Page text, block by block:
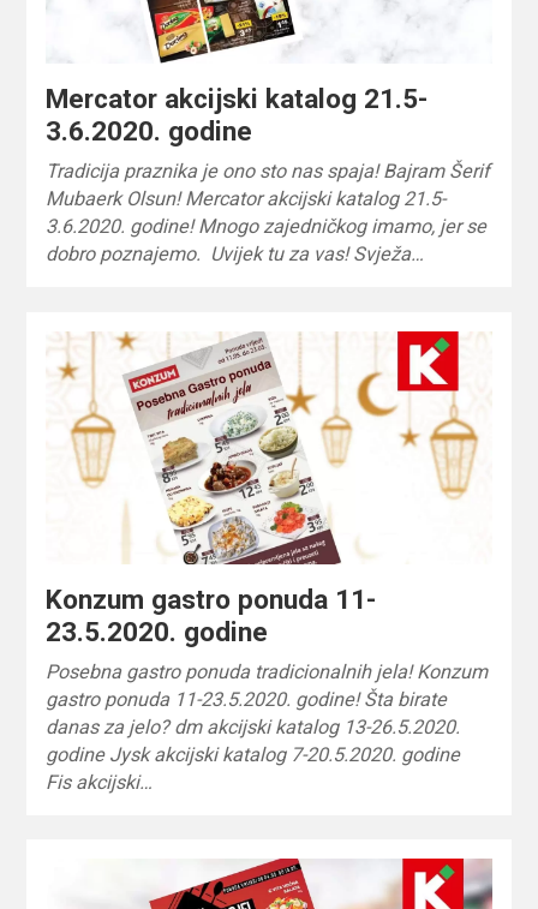
Mercator akcijski katalog 21.5-
3.6.2020. godine
Tradicija praznika je ono sto nas spaja! Bajram Šerif
Mubaerk Olsun! Mercator akcijski katalog 21.5-
3.6.2020. godine! Mnogo zajedničkog imamo, jer se
dobro poznajemo. Uvijek tu za vas! Svježa…
Konzum gastro ponuda 11-
23.5.2020. godine
Posebna gastro ponuda tradicionalnih jela! Konzum
gastro ponuda 11-23.5.2020. godine! Šta birate
danas za jelo? dm akcijski katalog 13-26.5.2020.
godine Jysk akcijski katalog 7-20.5.2020. godine
Fis akcijski…